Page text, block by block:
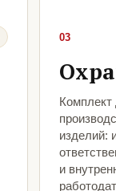
03
Комплект
изделий:
и